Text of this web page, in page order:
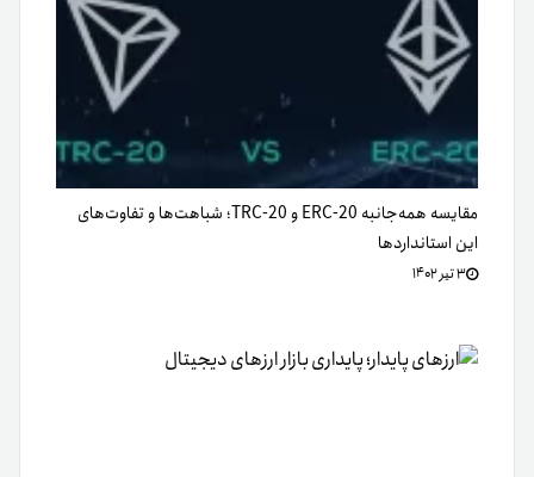
مقایسه همه‌جانبه ERC-20 و TRC-20؛ شباهت‌ها و تفاوت‌های
این استاندارد‌ها
۳ تیر ۱۴۰۲